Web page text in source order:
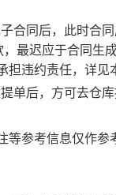
合同后，此时合
，最迟应于合同
担违约责任，详见
单后，方可去仓
等参考信息仅作